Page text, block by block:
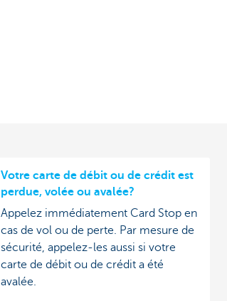
Votre carte de débit ou de crédit est
perdue, volée ou avalée?
Appelez immédiatement Card Stop en
cas de vol ou de perte. Par mesure de
sécurité, appelez-les aussi si votre
carte de débit ou de crédit a été
avalée.